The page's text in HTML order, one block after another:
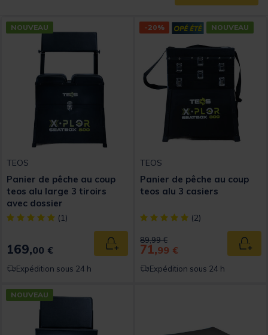
NOUVEAU
TEOS
Panier de pêche au coup
teos alu large 3 tiroirs
avec dossier
[object Object] out of 5 Customer Rating
(1)
169,00 € Ajouter au panier
Expédition sous 24 h
-20% NOUVEAU
TEOS
Panier de pêche au coup
teos alu 3 casiers
[object Object] out of 5
(2)
Price reduced from
89,99 €to
71,99 €
Expédition sous 24 h
NOUVEAU